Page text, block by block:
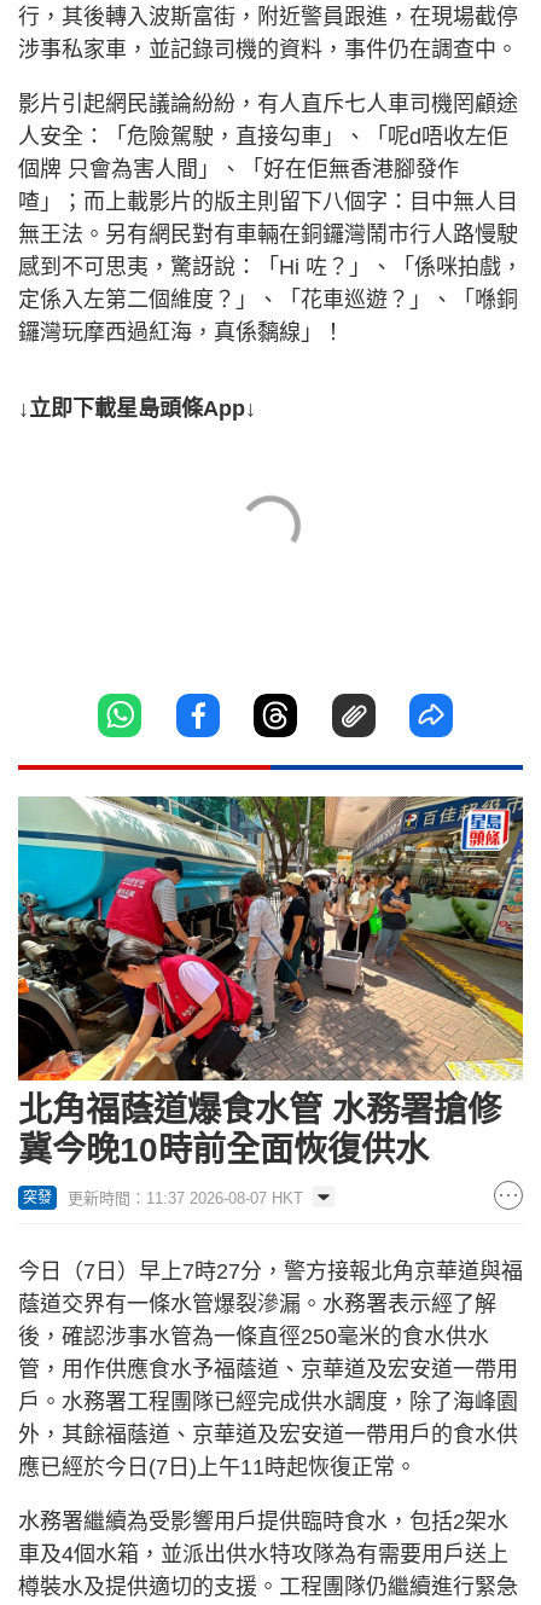
行，其後轉入波斯富街，附近警員跟進，在現場截停
涉事私家車，並記錄司機的資料，事件仍在調查中。
影片引起網民議論紛紛，有人直斥七人車司機罔顧途
人安全：「危險駕駛，直接勾車」、「呢d唔收左佢
個牌 只會為害人間」、「好在佢無香港腳發作
喳」；而上載影片的版主則留下八個字：目中無人目
無王法。另有網民對有車輛在銅鑼灣鬧市行人路慢駛
感到不可思夷，驚訝說：「Hi 咗？」、「係咪拍戲，
定係入左第二個維度？」、「花車巡遊？」、「喺銅
鑼灣玩摩西過紅海，真係黐線」！
↓立即下載星島頭條App↓
北角福蔭道爆食水管 水務署搶修
冀今晚10時前全面恢復供水
突發 更新時間：11:37 2026-08-07 HKT
今日（7日）早上7時27分，警方接報北角京華道與福
蔭道交界有一條水管爆裂滲漏。水務署表示經了解
後，確認涉事水管為一條直徑250毫米的食水供水
管，用作供應食水予福蔭道、京華道及宏安道一帶用
戶。水務署工程團隊已經完成供水調度，除了海峰園
外，其餘福蔭道、京華道及宏安道一帶用戶的食水供
應已經於今日(7日)上午11時起恢復正常。
水務署繼續為受影響用戶提供臨時食水，包括2架水
車及4個水箱，並派出供水特攻隊為有需要用戶送上
樽裝水及提供適切的支援。工程團隊仍繼續進行緊急